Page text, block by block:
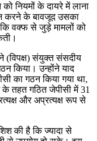
को नियमों के दायरे में लाना
करने के बावजूद उसका
कि वक्फ से जुड़े मामलों को
(विपक्ष) संयुक्त संसदीय
किया। उन्होंने याद
का गठन किया गया था,
तहत गठित जेपीसी में 31
और अप्रत्यक्ष रूप से
की है कि ज्यादा से